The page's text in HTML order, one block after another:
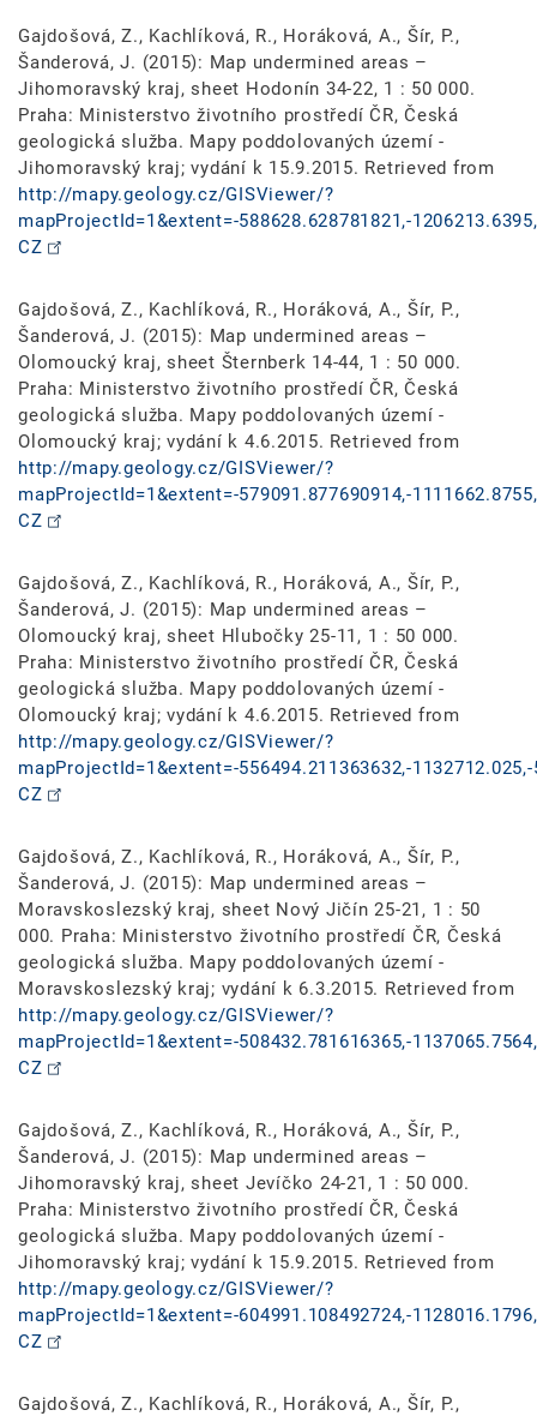
Gajdošová, Z., Kachlíková, R., Horáková, A., Šír, P.,
Šanderová, J. (2015): Map undermined areas –
Jihomoravský kraj, sheet Hodonín 34-22, 1 : 50 000.
Praha: Ministerstvo životního prostředí ČR, Česká
geologická služba. Mapy poddolovaných území -
Jihomoravský kraj; vydání k 15.9.2015. Retrieved from
http://mapy.geology.cz/GISViewer/?
mapProjectId=1&extent=-588628.628781821,-
CZ
Gajdošová, Z., Kachlíková, R., Horáková, A., Šír, P.,
Šanderová, J. (2015): Map undermined areas –
Olomoucký kraj, sheet Šternberk 14-44, 1 : 50 000.
Praha: Ministerstvo životního prostředí ČR, Česká
geologická služba. Mapy poddolovaných území -
Olomoucký kraj; vydání k 4.6.2015. Retrieved from
http://mapy.geology.cz/GISViewer/?
mapProjectId=1&extent=-579091.877690914,-
CZ
Gajdošová, Z., Kachlíková, R., Horáková, A., Šír, P.,
Šanderová, J. (2015): Map undermined areas –
Olomoucký kraj, sheet Hlubočky 25-11, 1 : 50 000.
Praha: Ministerstvo životního prostředí ČR, Česká
geologická služba. Mapy poddolovaných území -
Olomoucký kraj; vydání k 4.6.2015. Retrieved from
http://mapy.geology.cz/GISViewer/?
mapProjectId=1&extent=-556494.211363632,-
CZ
Gajdošová, Z., Kachlíková, R., Horáková, A., Šír, P.,
Šanderová, J. (2015): Map undermined areas –
Moravskoslezský kraj, sheet Nový Jičín 25-21, 1 : 50
000. Praha: Ministerstvo životního prostředí ČR, Česká
geologická služba. Mapy poddolovaných území -
Moravskoslezský kraj; vydání k 6.3.2015. Retrieved from
http://mapy.geology.cz/GISViewer/?
mapProjectId=1&extent=-508432.781616365,-
CZ
Gajdošová, Z., Kachlíková, R., Horáková, A., Šír, P.,
Šanderová, J. (2015): Map undermined areas –
Jihomoravský kraj, sheet Jevíčko 24-21, 1 : 50 000.
Praha: Ministerstvo životního prostředí ČR, Česká
geologická služba. Mapy poddolovaných území -
Jihomoravský kraj; vydání k 15.9.2015. Retrieved from
http://mapy.geology.cz/GISViewer/?
mapProjectId=1&extent=-604991.108492724,-
CZ
Gajdošová, Z., Kachlíková, R., Horáková, A., Šír, P.,